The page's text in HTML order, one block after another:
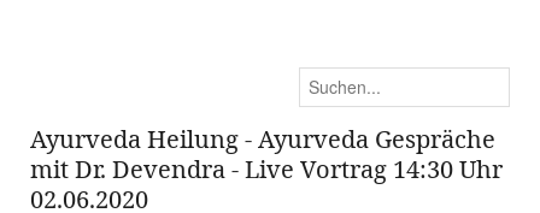
Ayurveda Heilung - Ayurveda Gespräche
mit Dr. Devendra - Live Vortrag 14:30 Uhr
02.06.2020